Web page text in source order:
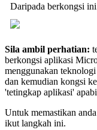
Daripada berkongsi ini
Sila ambil perhatian:
berkongsi aplikasi
menggunakan teknologi
dan kemudian kongsi
'tetingkap aplikasi'
Untuk memastikan anda
ikut langkah ini.